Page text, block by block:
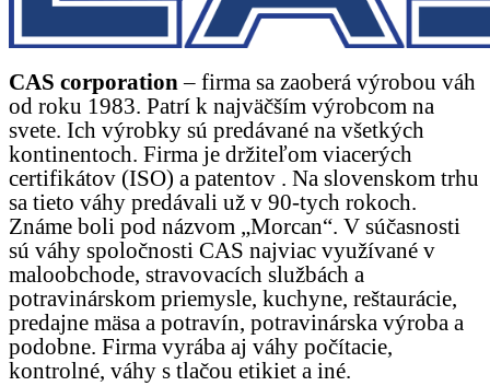
CAS corporation– firma sa zaoberá výrobou váh
od roku 1983. Patrí k najväčším výrobcom na
svete. Ich výrobky sú predávané na všetkých
kontinentoch. Firma je držiteľom viacerých
certifikátov (ISO) a patentov . Na slovenskom trhu
sa tieto váhy predávali už v 90-tych rokoch.
Známe boli pod názvom „Morcan“. V súčasnosti
sú váhy spoločnosti CAS najviac využívané v
maloobchode, stravovacích službách a
potravinárskom priemysle, kuchyne, reštaurácie,
predajne mäsa a potravín, potravinárska výroba a
podobne. Firma vyrába aj váhy počítacie,
kontrolné, váhy s tlačou etikiet a iné.